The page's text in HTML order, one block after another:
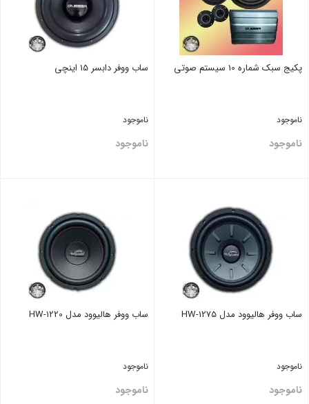
پکیج سبک شماره 10 سیستم صوتی
ناموجود
ناموجود
ساب ووفر دابسر 15 اینچی
ناموجود
ناموجود
ساب ووفر هالیوود مدل HW-1275
ناموجود
ناموجود
ساب ووفر هالیوود مدل HW-1220
ناموجود
ناموجود